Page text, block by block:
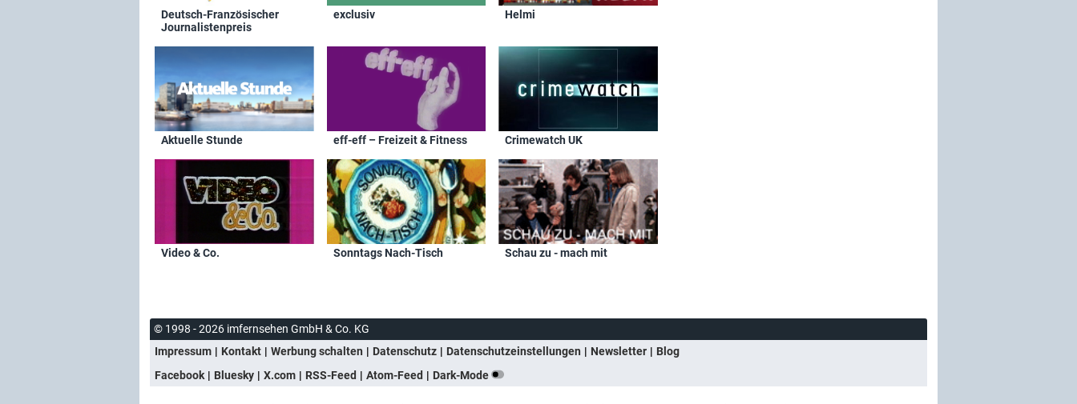
Deutsch-Französischer
Journalistenpreis
exclusiv Helmi
Aktuelle Stunde eff-eff – Freizeit & Fitness Crimewatch UK
Video & Co. Sonntags Nach-Tisch Schau zu - mach mit
© 1998 - 2026 imfernsehen GmbH & Co. KG
Impressum
Kontakt Werbung schalten Datenschutz Datenschutzeinstellungen Newsletter
Blog
Facebook
Bluesky X.com RSS-Feed Atom-Feed Dark-Mode